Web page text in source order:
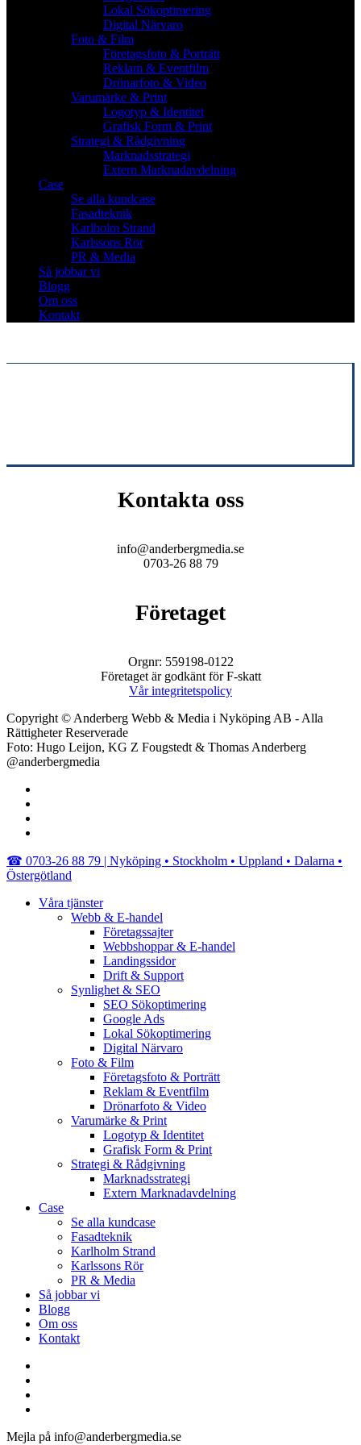
Lokal Sökoptimering
Digital Närvaro
Foto & Film
Företagsfoto & Porträtt
Reklam & Eventfilm
Drönarfoto & Video
Varumärke & Print
Logotyp & Identitet
Grafisk Form & Print
Strategi & Rådgivning
Marknadsstrategi
Extern Marknadavdelning
Case
Se alla kundcase
Fasadteknik
Karlholm Strand
Karlssons Rör
PR & Media
Så jobbar vi
Blogg
Om oss
Kontakt
Kontakta oss
info@anderbergmedia.se
0703-26 88 79
Företaget
Orgnr: 559198-0122
Företaget är godkänt för F-skatt
Vår integritetspolicy
Copyright © Anderberg Webb & Media i Nyköping AB - Alla
Rättigheter Reserverade
Foto: Hugo Leijon, KG Z Fougstedt & Thomas Anderberg
@anderbergmedia
Close
Menu
☎︎ 0703-26 88 79 | Nyköping • Stockholm • Uppland • Dalarna •
Östergötland
Våra tjänster
Webb & E-handel
Företagssajter
Webbshoppar & E-handel
Landingssidor
Drift & Support
Synlighet & SEO
SEO Sökoptimering
Google Ads
Lokal Sökoptimering
Digital Närvaro
Foto & Film
Företagsfoto & Porträtt
Reklam & Eventfilm
Drönarfoto & Video
Varumärke & Print
Logotyp & Identitet
Grafisk Form & Print
Strategi & Rådgivning
Marknadsstrategi
Extern Marknadavdelning
Case
Se alla kundcase
Fasadteknik
Karlholm Strand
Karlssons Rör
PR & Media
Så jobbar vi
Blogg
Om oss
Kontakt
Mejla på info@anderbergmedia.se